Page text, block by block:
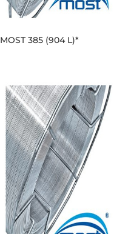
MOST 385 (904 L)*